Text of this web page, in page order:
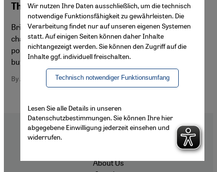
The State Muslims Are In
Britain's Muslims must reclaim their faith's true
character from those who would use it for extreme
political ends. To achieve this, Islam needn't be reformed
but be taken back to its origins instead.
By Aftab Malik
FooterAbout Us
Wir nutzen Ihre Daten ausschließlich, um die technisch
notwendige Funktionsfähigkeit zu gewährleisten. Die
Verarbeitung findet nur auf unseren eigenen Systemen
statt. Auf einigen Seiten können daher Inhalte
nichtangezeigt werden. Sie können den Zugriff auf die
Inhalte ggf. individuell freischalten.
Technisch notwendiger Funktionsumfang
Lesen Sie alle Details in unseren
Datenschutzbestimmungen. Sie können Ihre hier
abgegebene Einwilligung jederzeit einsehen und
widerrufen.